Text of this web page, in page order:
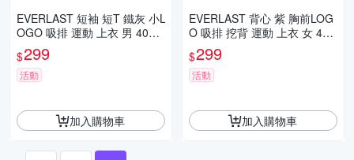
EVERLAST 短袖 短T 鐵灰 小L
OGO 吸排 運動 上衣 男 4021
108410
$299
活動
加入購物車
EVERLAST 背心 紫 胸前LOG
O 吸排 挖背 運動 上衣 女 402
2165191
$299
活動
加入購物車